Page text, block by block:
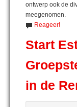
ontwerp ook de
meegenomen.
Reageer!
Start
in de